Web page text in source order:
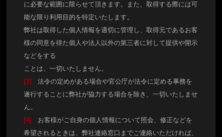
に必要な範囲に限らせて頂きます。また、取得する際には可
能な限り利用目的を特定いたします。
弊社は取得した個人情報を適切に管理し、取得元であるお客
様の同意を得た個人や法人以外の第三者に対して提供や開示
などをする
ことは、一切いたしません。
[3]
法令の定めがある場合や官公庁が法令に定める事務を
遂行することに弊社が協力する場合を除き、一切いたしませ
ん。
[4]
お客様がご自身の個人情報について照会、修正などを
希望されるときは、弊社連絡窓口までご連絡いただければ、